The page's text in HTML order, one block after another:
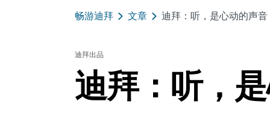
畅游迪拜 文章 迪拜：听，是心动的声音
迪拜出品
迪拜：听，